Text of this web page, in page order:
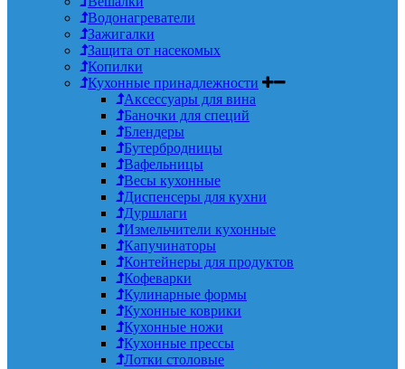
Водонагреватели
Зажигалки
Защита от насекомых
Копилки
Кухонные принадлежности
Аксессуары для вина
Баночки для специй
Блендеры
Бутербродницы
Вафельницы
Весы кухонные
Диспенсеры для кухни
Дуршлаги
Измельчители кухонные
Капучинаторы
Контейнеры для продуктов
Кофеварки
Кулинарные формы
Кухонные коврики
Кухонные ножи
Кухонные прессы
Лотки столовые